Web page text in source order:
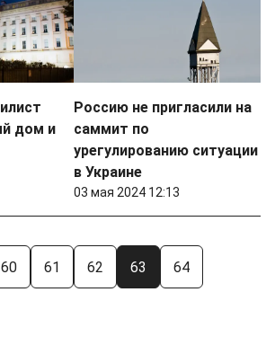
дом и
Россию не пригласили на
саммит по
урегулированию ситуации
в Украине
03 мая 2024 12:13
60 61 62 63 64